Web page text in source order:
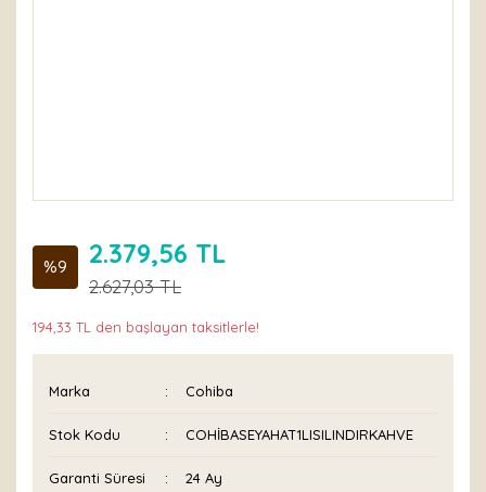
%9 2.379,56 TL
2.627,03 TL
194,33 TL den başlayan taksitlerle!
Marka Cohiba
Stok Kodu COHİBASEYAHAT1LISILINDIRKAHVE
Garanti Süresi 24 Ay